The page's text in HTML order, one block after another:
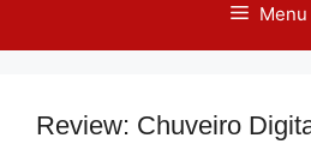
Menu
Review: Chuveiro